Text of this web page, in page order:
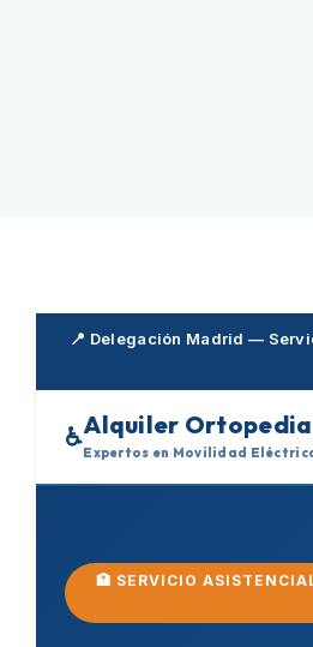
📍 Delegación Madrid —
♿Alquiler Ortopedia
Expertos en Movilidad
🏥 SERVICIO